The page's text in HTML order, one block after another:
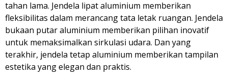
tahan lama. Jendela lipat aluminium memberikan
fleksibilitas dalam merancang tata letak ruangan. Jendela
bukaan putar aluminium memberikan pilihan inovatif
untuk memaksimalkan sirkulasi udara. Dan yang
terakhir, jendela tetap aluminium memberikan tampilan
estetika yang elegan dan praktis.